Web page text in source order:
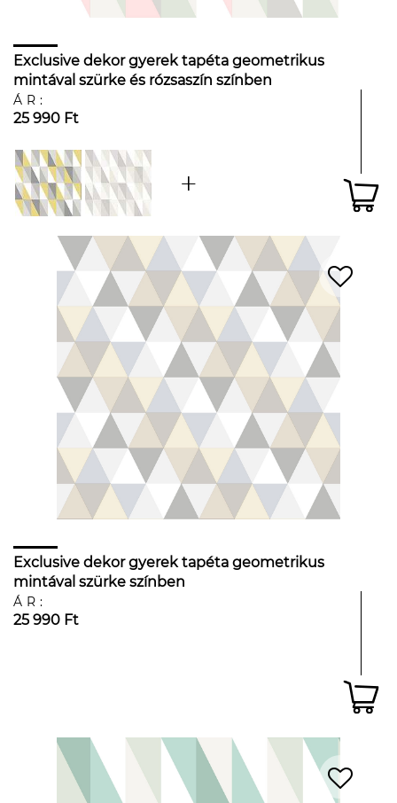
Exclusive dekor gyerek tapéta geometrikus
mintával szürke és rózsaszín színben
ÁR:
25 990 Ft
Exclusive dekor gyerek tapéta geometrikus
mintával szürke színben
ÁR:
25 990 Ft